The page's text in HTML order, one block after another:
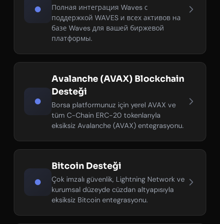
Полная интеграция Waves с
поддержкой WAVES и всех активов на
базе Waves для вашей биржевой
платформы.
Avalanche (AVAX) Blockchain
Desteği
Borsa platformunuz için yerel AVAX ve
tüm C-Chain ERC-20 tokenlarıyla
eksiksiz Avalanche (AVAX) entegrasyonu.
Bitcoin Desteği
Çok imzalı güvenlik, Lightning Network ve
kurumsal düzeyde cüzdan altyapısıyla
eksiksiz Bitcoin entegrasyonu.